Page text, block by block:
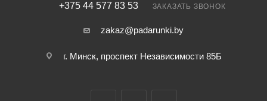
+375 44 577 83 53 ЗАКАЗАТЬ ЗВОНОК
zakaz@padarunki.by
г. Минск, проспект Независимости 85Б